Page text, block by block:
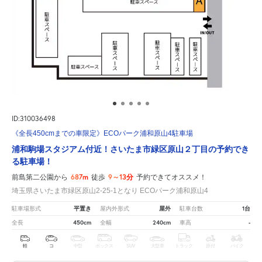
ID:310036498
《全長450cmまでの車限定》ECOパーク浦和原山4駐車場
浦和駒場スタジアム付近！さいたま市緑区原山２丁目の予約でき
る駐車場！
前島第二公園から 687m 徒歩 9～13分 予約できてオススメ！
埼玉県さいたま市緑区原山2-25-1となり ECOパーク浦和原山4
駐車場形式 平置き 屋内外形式 屋外 駐車台数 1台
全長 450cm 全幅 240cm 車高 -
軽 コ 中型 ボックス SUV 大型車 トラック 原付 バイク